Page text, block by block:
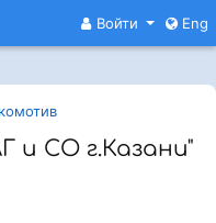
Войти Eng
и СО г.Казани"